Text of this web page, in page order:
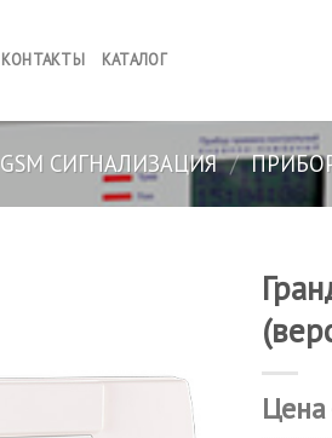
КОНТАКТЫ КАТАЛОГ
GSM СИГНАЛИЗАЦИЯ /
Цена